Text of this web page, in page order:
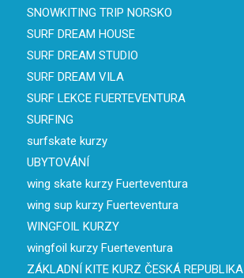
SNOWKITING TRIP NORSKO
SURF DREAM HOUSE
SURF DREAM STUDIO
SURF DREAM VILA
SURF LEKCE FUERTEVENTURA
SURFING
surfskate kurzy
UBYTOVÁNÍ
wing skate kurzy Fuerteventura
wing sup kurzy Fuerteventura
WINGFOIL KURZY
wingfoil kurzy Fuerteventura
ZÁKLADNÍ KITE KURZ ČESKÁ REPUBLIKA